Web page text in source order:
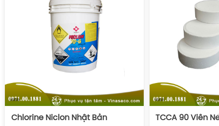
Chlorine Niclon Nhật Bản
TCCA 90 Viên